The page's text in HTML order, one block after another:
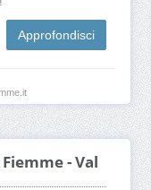
Approfondisci
- Val